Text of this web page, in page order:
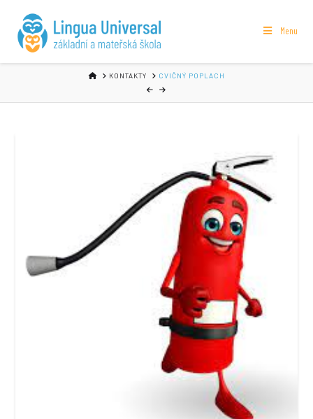
Menu
HOMEKONTAKTY CVIČNÝ POPLACH